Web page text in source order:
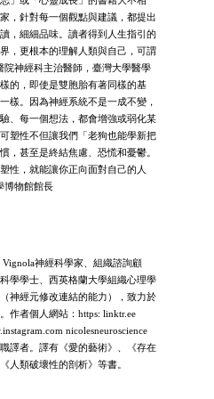
，針對每一個觀點與建議，都提出
，細細品味。讀者得到人生指引的
，更根本的理解人類與自己，可謂
神經科主治醫師，臺灣大學醫學
的，即使是雙胞胎有著同樣的基
樣。因為神經系統不是一成不變，
、每一個想法，都會增強或弱化某
塑性不但讓我們「老狗也能學新把
，甚至是終結焦慮、恐慌和憂鬱。
性，就能讓你正向面對自己的人
博物館館長
神經科學家、組織諮詢顧
學學士、西英格蘭大學組織心理學
神經元修改連結的能力），致力於
作者個人網站：https: linktr.ee
nicolesneuroscience
譯者。譯有《愛的藝術》、《存在
人類破壞性的剖析》等書。